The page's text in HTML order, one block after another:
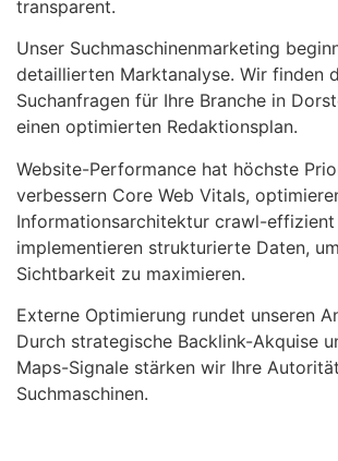
transparent.
Unser Suchmaschinenmarketing
detaillierten Marktanalyse. Wir finden
Suchanfragen für Ihre Branche in
einen optimierten Redaktionsplan.
Website-Performance hat höchste
verbessern Core Web Vitals,
Informationsarchitektur crawl-effizient
implementieren strukturierte Daten,
Sichtbarkeit zu maximieren.
Externe Optimierung rundet unseren
Durch strategische Backlink-Akquise
Maps-Signale stärken wir Ihre
Suchmaschinen.